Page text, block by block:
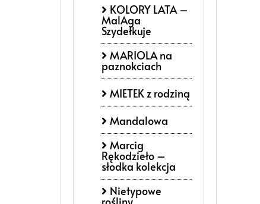
KOLORY LATA –
MalAga
Szydełkuje
MARIOLA na
paznokciach
MIETEK z rodziną
Mandalowa
Marcig
Rękodzieło –
słodka kolekcja
Nietypowe